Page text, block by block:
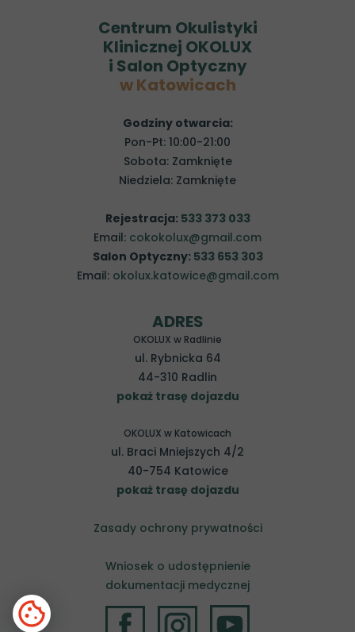
ADRES
OKOLUX w Radlinie
ul. Rybnicka 64
44-310 Radlin
pokaż trasę dojazdu
OKOLUX w Katowicach
ul. Braci Mniejszych 4/2
40-754 Katowice
pokaż trasę dojazdu
Zasady ochrony prywatności
Wniosek o udostępnienie
dokumentacji medycznej
Centrum Okulistyki
Klinicznej OKOLUX
i Salon Optyczny
w Katowicach
Godziny otwarcia:
Pon-Pt: 10:00-21:00
Sobota: Zamknięte
Niedziela: Zamknięte
Rejestracja: 533 373 033
Email: cokokolux@gmail.com
Salon Optyczny: 533 653 303
Email: okolux.katowice@gmail.com